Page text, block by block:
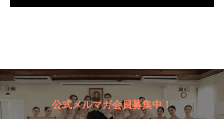
公式メルマガ会員募集中！